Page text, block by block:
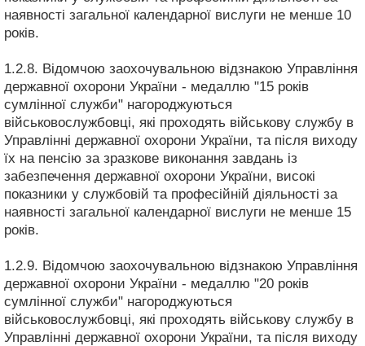
наявності загальної календарної вислуги не менше 10
років.
1.2.8. Відомчою заохочувальною відзнакою Управління
державної охорони України - медаллю "15 років
сумлінної служби" нагороджуються
військовослужбовці, які проходять військову службу в
Управлінні державної охорони України, та після виходу
їх на пенсію за зразкове виконання завдань із
забезпечення державної охорони України, високі
показники у службовій та професійній діяльності за
наявності загальної календарної вислуги не менше 15
років.
1.2.9. Відомчою заохочувальною відзнакою Управління
державної охорони України - медаллю "20 років
сумлінної служби" нагороджуються
військовослужбовці, які проходять військову службу в
Управлінні державної охорони України, та після виходу